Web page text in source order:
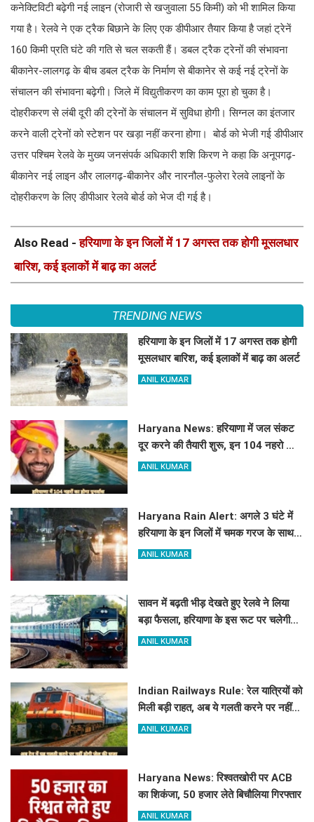
कनेक्टिविटी बढ़ेगी नई लाइन (रोजारी से खजुवाला 55 किमी) को भी शामिल किया
गया है। रेलवे ने एक ट्रैक बिछाने के लिए एक डीपीआर तैयार किया है जहां ट्रेनें
160 किमी प्रति घंटे की गति से चल सकती हैं। डबल ट्रैक ट्रेनों की संभावना
बीकानेर-लालगढ़ के बीच डबल ट्रैक के निर्माण से बीकानेर से कई नई ट्रेनों के
संचालन की संभावना बढ़ेगी। जिले में विद्युतीकरण का काम पूरा हो चुका है।
दोहरीकरण से लंबी दूरी की ट्रेनों के संचालन में सुविधा होगी। सिग्नल का इंतजार
करने वाली ट्रेनों को स्टेशन पर खड़ा नहीं करना होगा। बोर्ड को भेजी गई डीपीआर
उत्तर पश्चिम रेलवे के मुख्य जनसंपर्क अधिकारी शशि किरण ने कहा कि अनूपगढ़-
बीकानेर नई लाइन और लालगढ़-बीकानेर और नारनौल-फुलेरा रेलवे लाइनों के
दोहरीकरण के लिए डीपीआर रेलवे बोर्ड को भेज दी गई है।
Also Read -हरियाणा के इन जिलों में 17 अगस्त तक होगी मूसलधार
बारिश, कई इलाकों में बाढ़ का अलर्ट
TRENDING NEWS
हरियाणा के इन जिलों में 17 अगस्त तक होगी
मूसलधार बारिश, कई इलाकों में बाढ़ का अलर्ट
ANIL KUMAR
Haryana News: हरियाणा में जल संकट
दूर करने की तैयारी शुरू, इन 104 नहरो का
होगा पुनर्वास
ANIL KUMAR
Haryana Rain Alert: अगले 3 घंटे में
हरियाणा के इन जिलों में चमक गरज के साथ
होगी बारिश, देखिए ताजा अलर्ट
ANIL KUMAR
सावन में बढ़ती भीड़ देखते हुए रेलवे ने लिया
बड़ा फैसला, हरियाणा के इस रूट पर चलेगी
स्पेशल ट्रेन, देखें टाइमिंग
ANIL KUMAR
Indian Railways Rule: रेल यात्रियों को
मिली बड़ी राहत, अब ये गलती करने पर नहीं
होगी कोई सजा
ANIL KUMAR
Haryana News: रिश्वतखोरी पर ACB
का शिकंजा, 50 हजार लेते बिचौलिया गिरफ्तार
ANIL KUMAR